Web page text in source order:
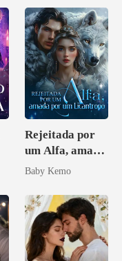
Rejeitada por
um Alfa, amada
por um
Baby Kemo